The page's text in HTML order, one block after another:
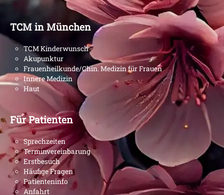
TCM in München
TCM Kinderwunsch
Akupunktur
Frauenheilkunde/Chin. Medizin für Frauen
Innere Medizin
Haut
Für Patienten
Sprechzeiten
Terminvereinbarung
Erstbesuch
Häufige Fragen
Patienteninfo
Anfahrt